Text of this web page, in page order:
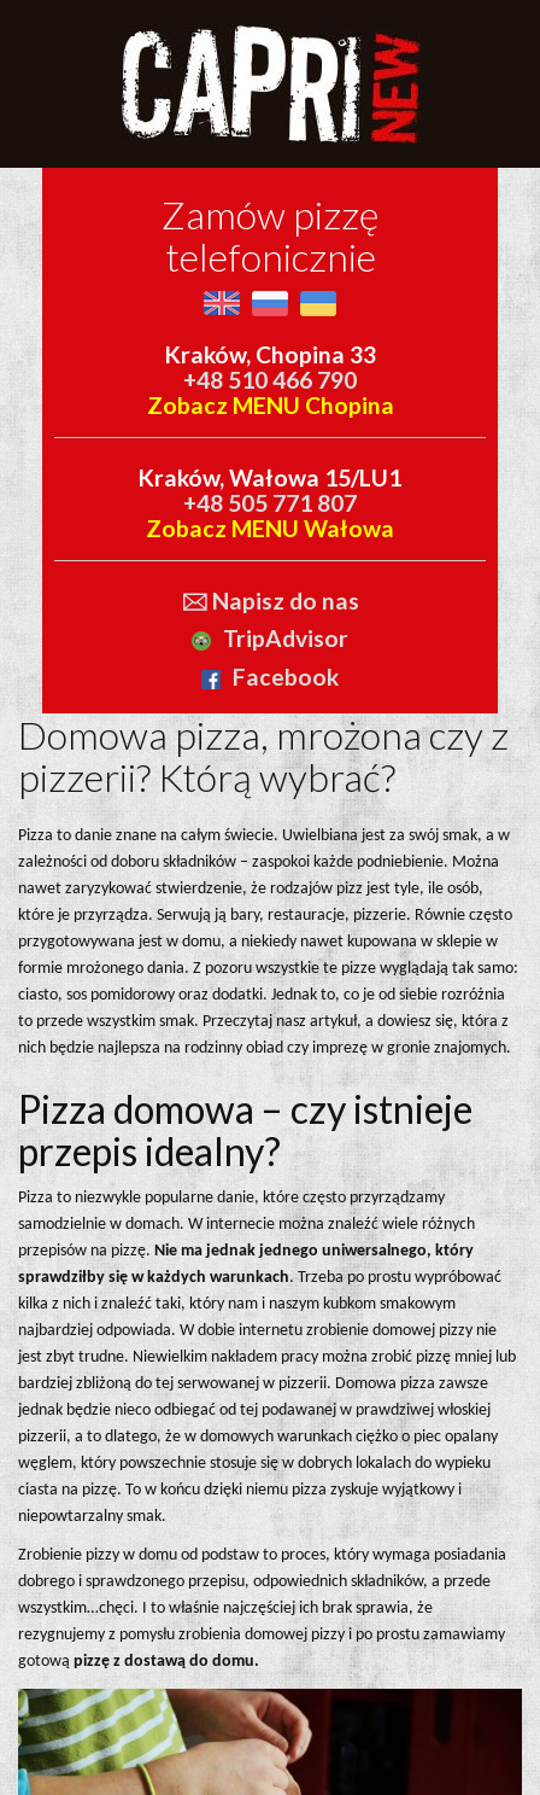
Zamów pizzę
telefonicznie
Kraków, Chopina 33
+48 510 466 790
Zobacz MENU Chopina
Kraków, Wałowa 15/LU1
+48 505 771 807
Zobacz MENU Wałowa
🖂 Napisz do nas
TripAdvisor
Facebook
Domowa pizza, mrożona czy z
pizzerii? Którą wybrać?
Pizza to danie znane na całym świecie. Uwielbiana jest za swój smak, a w
zależności od doboru składników – zaspokoi każde podniebienie. Można
nawet zaryzykować stwierdzenie, że rodzajów pizz jest tyle, ile osób,
które je przyrządza. Serwują ją bary, restauracje, pizzerie. Równie często
przygotowywana jest w domu, a niekiedy nawet kupowana w sklepie w
formie mrożonego dania. Z pozoru wszystkie te pizze wyglądają tak samo:
ciasto, sos pomidorowy oraz dodatki. Jednak to, co je od siebie rozróżnia
to przede wszystkim smak. Przeczytaj nasz artykuł, a dowiesz się, która z
nich będzie najlepsza na rodzinny obiad czy imprezę w gronie znajomych.
Pizza domowa – czy istnieje
przepis idealny?
Pizza to niezwykle popularne danie, które często przyrządzamy
samodzielnie w domach. W internecie można znaleźć wiele różnych
przepisów na pizzę. Nie ma jednak jednego uniwersalnego, który
sprawdziłby się w każdych warunkach. Trzeba po prostu wypróbować
kilka z nich i znaleźć taki, który nam i naszym kubkom smakowym
najbardziej odpowiada. W dobie internetu zrobienie domowej pizzy nie
jest zbyt trudne. Niewielkim nakładem pracy można zrobić pizzę mniej lub
bardziej zbliżoną do tej serwowanej w pizzerii. Domowa pizza zawsze
jednak będzie nieco odbiegać od tej podawanej w prawdziwej włoskiej
pizzerii, a to dlatego, że w domowych warunkach ciężko o piec opalany
węglem, który powszechnie stosuje się w dobrych lokalach do wypieku
ciasta na pizzę. To w końcu dzięki niemu pizza zyskuje wyjątkowy i
niepowtarzalny smak.
Zrobienie pizzy w domu od podstaw to proces, który wymaga posiadania
dobrego i sprawdzonego przepisu, odpowiednich składników, a przede
wszystkim…chęci. I to właśnie najczęściej ich brak sprawia, że
rezygnujemy z pomysłu zrobienia domowej pizzy i po prostu zamawiamy
gotową pizzę z dostawą do domu.